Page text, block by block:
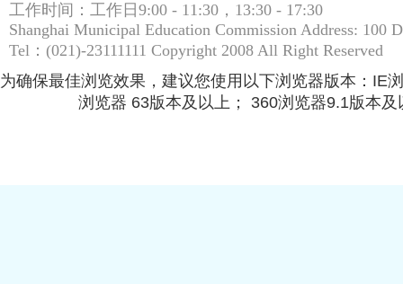
工作时间：工作日9:00 - 11:30，13:30 - 17:30
Shanghai Municipal Education Commission Address: 100
Tel：(021)-23111111 Copyright 2008 All Right Reserved
为确保最佳浏览效果，建议您使用以下浏览器版本：IE
浏览器 63版本及以上； 360浏览器9.1版本